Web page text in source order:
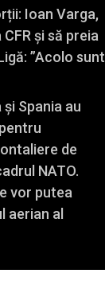
Ioan Varga,
și să preia
”Acolo sunt
Spania au
de
NATO.
vor putea
aerian al